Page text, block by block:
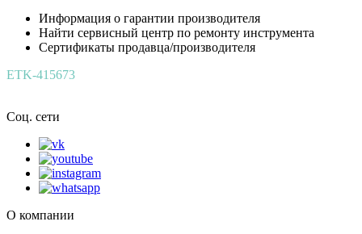
Информация о гарантии производителя
Найти сервисный центр по ремонту инструмента
Сертификаты продавца/производителя
ETK-415673
Соц. сети
О компании